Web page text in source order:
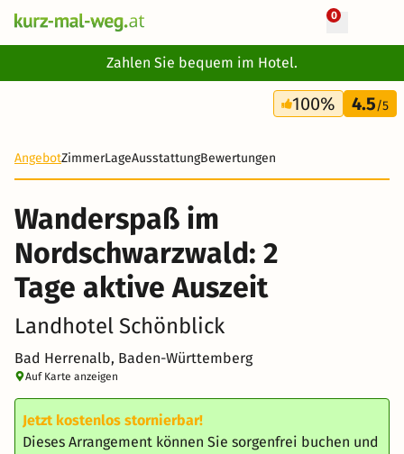
0
Zahlen Sie bequem im Hotel.
2 Tage
68 €
100% 4.5/5
AngebotZimmerLageAusstattungBewertungen
Wanderspaß im
Nordschwarzwald: 2
Tage aktive Auszeit
Landhotel Schönblick
Bad Herrenalb, Baden-Württemberg
Auf Karte anzeigen
Jetzt kostenlos stornierbar!
Dieses Arrangement können Sie sorgenfrei buchen und